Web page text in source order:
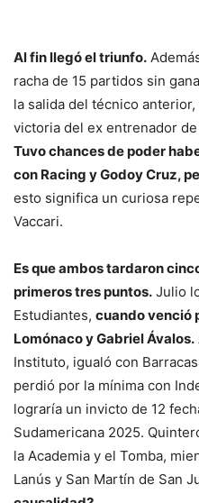
Al fin llegó el triunfo.
racha de 15 partidos sin
la salida del técnico
victoria del ex entrenador
Tuvo chances de poder
con Racing y Godoy Cruz,
esto significa un curiosa
Vaccari.
Es que ambos tardaron
primeros tres puntos. Julio
Estudiantes, cuando venció
Lomónaco y Gabriel Ávalos.
Instituto, igualó con
perdió por la mínima con
lograría un invicto de 12
Sudamericana 2025.
la Academia y el Tomba,
Lanús y San Martín de San